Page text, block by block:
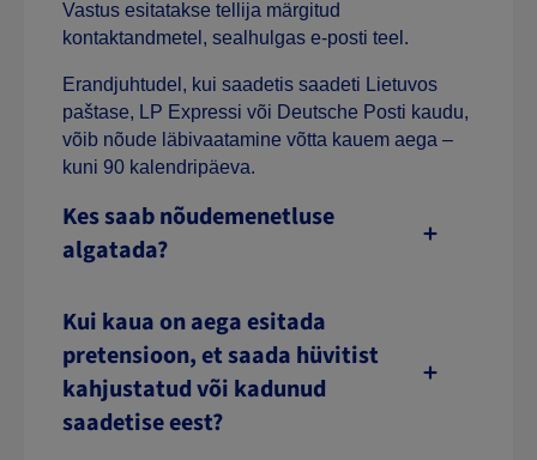
Vastus esitatakse tellija märgitud
kontaktandmetel, sealhulgas e-posti teel.
Erandjuhtudel, kui saadetis saadeti Lietuvos
paštase, LP Expressi või Deutsche Posti kaudu,
võib nõude läbivaatamine võtta kauem aega –
kuni 90 kalendripäeva.
Kes saab nõudemenetluse
algatada?
Kui kaua on aega esitada
pretensioon, et saada hüvitist
kahjustatud või kadunud
saadetise eest?